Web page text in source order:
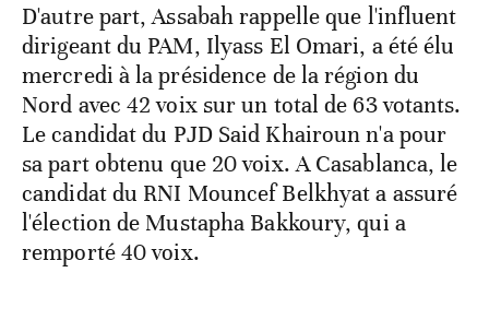
D'autre part, Assabah rappelle que l'influent
dirigeant du PAM, Ilyass El Omari, a été élu
mercredi à la présidence de la région du
Nord avec 42 voix sur un total de 63 votants.
Le candidat du PJD Said Khairoun n'a pour
sa part obtenu que 20 voix. A Casablanca, le
candidat du RNI Mouncef Belkhyat a assuré
l'élection de Mustapha Bakkoury, qui a
remporté 40 voix.